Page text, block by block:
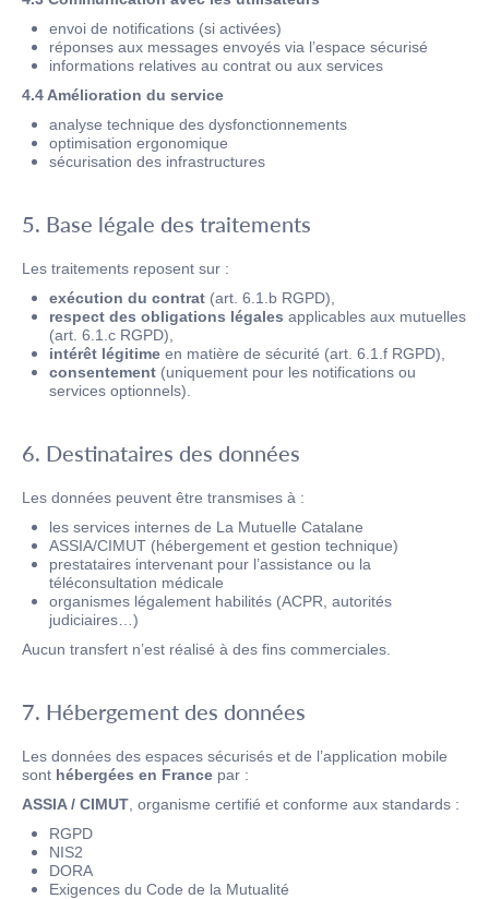
envoi de notifications (si activées)
réponses aux messages envoyés via l’espace sécurisé
informations relatives au contrat ou aux services
4.4 Amélioration du service
analyse technique des dysfonctionnements
optimisation ergonomique
sécurisation des infrastructures
5. Base légale des traitements
Les traitements reposent sur :
exécution du contrat (art. 6.1.b RGPD),
respect des obligations légales applicables aux mutuelles
(art. 6.1.c RGPD),
intérêt légitime en matière de sécurité (art. 6.1.f RGPD),
consentement (uniquement pour les notifications ou
services optionnels).
6. Destinataires des données
Les données peuvent être transmises à :
les services internes de La Mutuelle Catalane
ASSIA/CIMUT (hébergement et gestion technique)
prestataires intervenant pour l’assistance ou la
téléconsultation médicale
organismes légalement habilités (ACPR, autorités
judiciaires…)
Aucun transfert n’est réalisé à des fins commerciales.
7. Hébergement des données
Les données des espaces sécurisés et de l’application mobile
sont hébergées en France par :
ASSIA / CIMUT , organisme certifié et conforme aux standards :
RGPD
NIS2
DORA
Exigences du Code de la Mutualité